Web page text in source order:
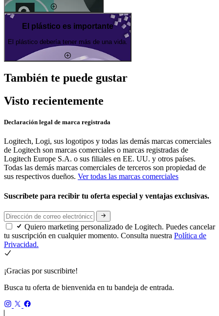
El plástico es importante
El plástico debería tener más de una vida.
También te puede gustar
Visto recientemente
Declaración legal de marca registrada
Logitech, Logi, sus logotipos y todas las demás marcas comerciales
de Logitech son marcas comerciales o marcas registradas de
Logitech Europe S.A. o sus filiales en EE. UU. y otros países.
Todas las demás marcas comerciales de terceros son propiedad de
sus respectivos dueños. Ver todas las marcas comerciales
Suscríbete para recibir tu oferta especial y ventajas exclusivas.
Quiero marketing personalizado de Logitech. Puedes cancelar
tu suscripción en cualquier momento. Consulta nuestra Política de
Privacidad.
¡Gracias por suscribirte!
Busca tu oferta de bienvenida en tu bandeja de entrada.